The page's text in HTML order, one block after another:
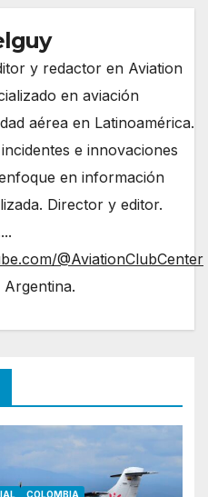
y redactor en Aviation
en aviación
aérea en Latinoamérica.
e innovaciones
en información
Director y editor.
@AviationClubCenter
COLOMBIA